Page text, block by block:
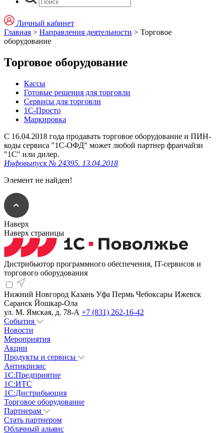
Личный кабинет
Главная > Направления деятельности > Торговое
оборудование
Торговое оборудование
Кассы
Готовые решения для торговли
Сервисы для торговли
1С-Просто
Маркировка
С 16.04.2018 года продавать торговое оборудование и ПИН-
коды сервиса "1С-ОФД" может любой партнер франчайзи
"1С" или дилер.
Инфовыпуск № 24395. 13.04.2018
Элемент не найден!
Наверх
Наверх страницы
Дистрибьютор программного обеспечения, IT-сервисов и
торгового оборудования
Нижний Новгород Казань Уфа Пермь Чебоксары Ижевск
Саранск Йошкар-Ола
ул. М. Ямская, д. 78-А +7 (831) 262-16-42
События
Новости
Мероприятия
Акции
Продукты и сервисы
Антикризис
1С:Предприятие
1С:ИТС
1С:Дистрибьюция
Торговое оборудование
Партнерам
Стать партнером
Облачный альянс